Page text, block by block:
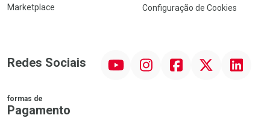
Marketplace
Configuração de Cookies
Redes Sociais InstagramFacebookTwitter Linkedin
formas de
Pagamento